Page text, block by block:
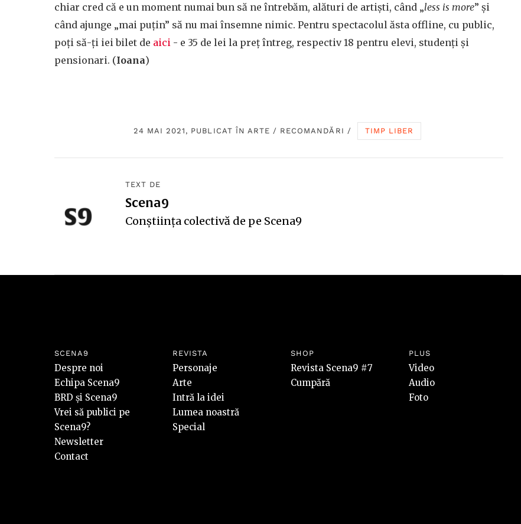
chiar cred că e un moment numai bun să ne întrebăm, alături de artiști, când „less is more” și
când ajunge „mai puțin” să nu mai însemne nimic. Pentru spectacolul ăsta offline, cu public,
poți să-ți iei bilet de aici - e 35 de lei la preț întreg, respectiv 18 pentru elevi, studenți și
pensionari. (Ioana)
24 MAI 2021, PUBLICAT ÎN ARTE / RECOMANDĂRI / TIMP LIBER
TEXT DE
Scena9
Conștiința colectivă de pe Scena9
SCENA9
Despre noi
Echipa Scena9
BRD și Scena9
Vrei să publici pe
Scena9?
Newsletter
Contact
REVISTA
Personaje
Arte
Intră la idei
Lumea noastră
Special
SHOP
Revista Scena9 #7
Cumpără
PLUS
Video
Audio
Foto